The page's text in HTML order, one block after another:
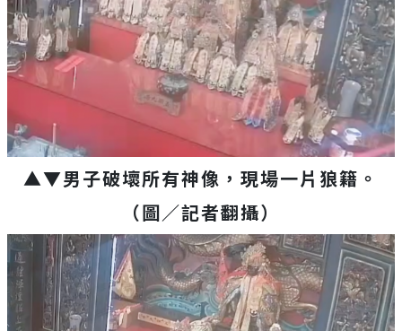
▲▼男子破壞所有神像，現場一片狼籍。
（圖／記者翻攝）